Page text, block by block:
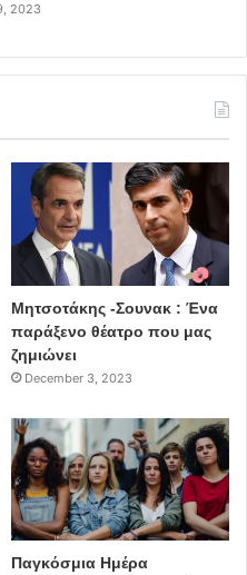
2023
Μητσοτάκης -Σουνακ : Ένα
παράξενο θέατρο που μας
ζημιώνει
December 3, 2023
Παγκόσμια Ημέρα